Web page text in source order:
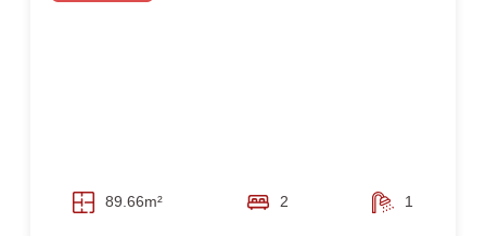
89.66m² 2 1